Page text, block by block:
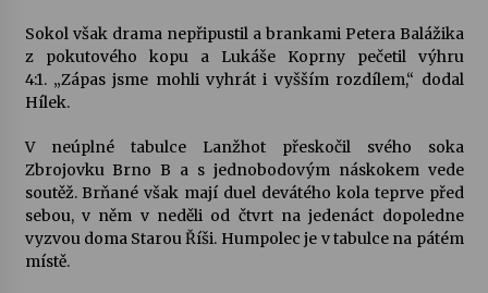
13. 7. 2026
Varhanní recitál Michala Novenka v Klášteře
3. 7. 2026
Petr Adamec – Malovaný svět
30. 6. 2026
Sokol však drama nepřipustil a brankami Petera Balážika
z pokutového kopu a Lukáše Koprny pečetil výhru
4:1. „Zápas jsme mohli vyhrát i vyšším rozdílem,“ dodal
Hílek.
V neúplné tabulce Lanžhot přeskočil svého soka
Zbrojovku Brno B a s jednobodovým náskokem vede
soutěž. Brňané však mají duel devátého kola teprve před
sebou, v něm v neděli od čtvrt na jedenáct dopoledne
vyzvou doma Starou Říši. Humpolec je v tabulce na pátém
místě.